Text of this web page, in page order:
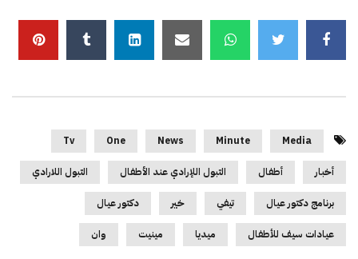
Media
Minute
News
One
Tv
أخبار أطفال التبول اللإرادي عند الأطفال التبول اللارادي
برنامج دكتور عيال تيفي خير دكتور عيال
عيادات سيف للأطفال ميديا مينيت وان